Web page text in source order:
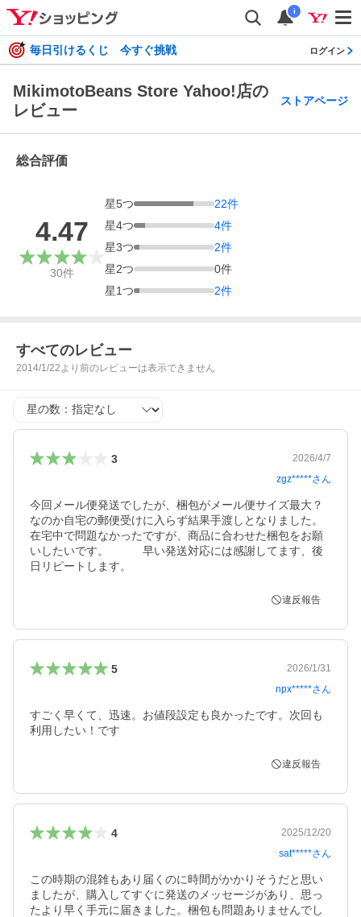
i
毎日引けるくじ 今すぐ挑戦 ログイン
MikimotoBeans Store Yahoo!店の
レビュー
ストアページ
総合評価
4.47
30件
星5つ 22件
星4つ 4件
星3つ 2件
星2つ 0件
星1つ 2件
すべてのレビュー
2014/1/22より前のレビューは表示できません
星の数
3
2026/4/7
zgz*****さん
今回メール便発送でしたが、梱包がメール便サイズ最大？
なのか自宅の郵便受けに入らず結果手渡しとなりました。
在宅中で問題なかったですが、商品に合わせた梱包をお願
いしたいです。　　　早い発送対応には感謝してます、後
日リピートします。
違反報告
5
2026/1/31
npx*****さん
すごく早くて、迅速。お値段設定も良かったです。次回も
利用したい！です
違反報告
4
2025/12/20
sat*****さん
この時期の混雑もあり届くのに時間がかかりそうだと思い
ましたが、購入してすぐに発送のメッセージがあり、思っ
たより早く手元に届きました。梱包も問題ありませんでし